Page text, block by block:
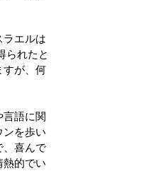
エルは
られたと
すが、何
語に関
を歩い
、喜んで
的でい